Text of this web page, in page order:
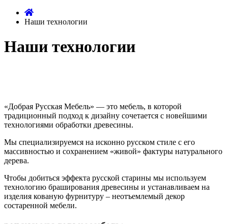
Наши технологии
Наши технологии
«Добрая Русская Мебель» — это мебель, в которой
традиционный подход к дизайну сочетается с новейшими
технологиями обработки древесины.
Мы специализируемся на исконно русском стиле с его
массивностью и сохранением «живой» фактуры натурального
дерева.
Чтобы добиться эффекта русской старины мы используем
технологию браширования древесины и устанавливаем на
изделия кованую фурнитуру – неотъемлемый декор
состаренной мебели.